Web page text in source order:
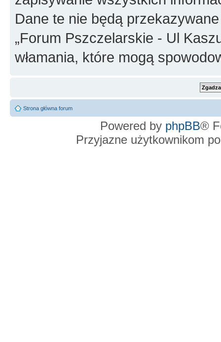
Dane te nie będą
„Forum Pszczelarskie - Ul
włamania, które mogą
Strona główna forum
Powered by phpBB®
Przyjazne użytkownikom